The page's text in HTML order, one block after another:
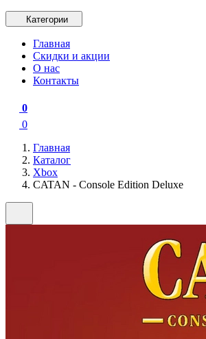
Категории
Главная
Скидки и акции
О нас
Контакты
0
0
Главная
Каталог
Xbox
CATAN - Console Edition Deluxe